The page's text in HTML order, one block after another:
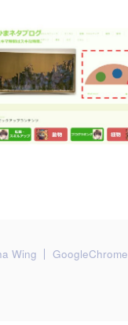
Wing GoogleChrome